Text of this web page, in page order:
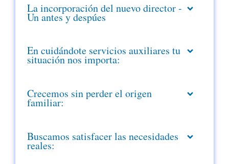
La incorporación del nuevo director -
Un antes y despúes
En cuidándote servicios auxiliares tu
situación nos importa:
Crecemos sin perder el origen
familiar:
Buscamos satisfacer las necesidades
reales: